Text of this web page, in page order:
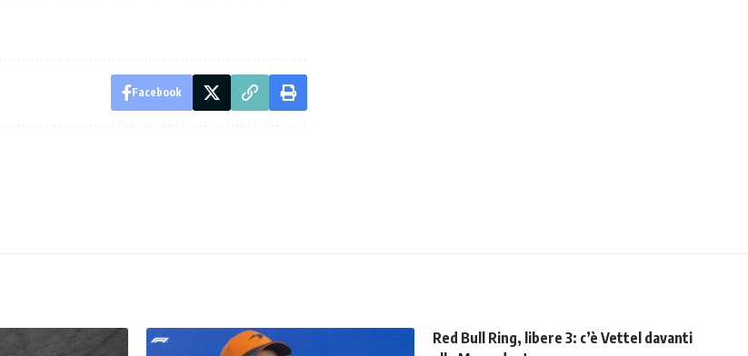
Facebook
Red Bull Ring, libere 3: c’è Vettel davanti